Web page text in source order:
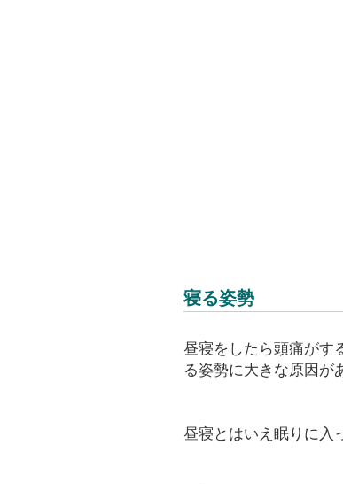
寝る姿勢
昼寝をしたら頭痛がす
る姿勢に大きな原因が
昼寝とはいえ眠りに入